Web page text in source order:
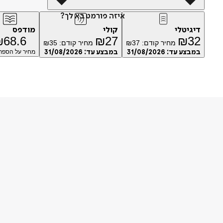
איזה פורמט בא לך?
דיגיטלי
₪32 מחיר קודם: ₪37
במבצע עד: 31/08/2026
קולי
₪27 מחיר קודם: ₪35
במבצע עד: 31/08/2026
מודפס
68.6
מחיר על